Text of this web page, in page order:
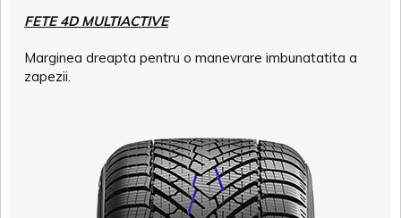
FETE 4D MULTIACTIVE
Marginea dreapta pentru o manevrare imbunatatita a
zapezii.